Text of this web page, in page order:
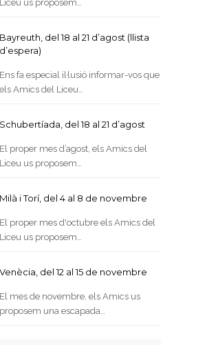
Liceu us proposem…
Bayreuth, del 18 al 21 d’agost (llista
d’espera)
Ens fa especial il·lusió informar-vos que
els Amics del Liceu…
Schubertíada, del 18 al 21 d’agost
El proper mes d’agost, els Amics del
Liceu us proposem…
Milà i Torí, del 4 al 8 de novembre
El proper mes d'octubre els Amics del
Liceu us proposem…
Venècia, del 12 al 15 de novembre
El mes de novembre, els Amics us
proposem una escapada…